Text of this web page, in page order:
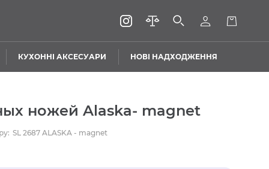
КУХОННІ АКСЕСУАРИ НОВІ НАДХОДЖЕННЯ
ножей Alaska- magnet
SL 2687 ALASKA - magnet